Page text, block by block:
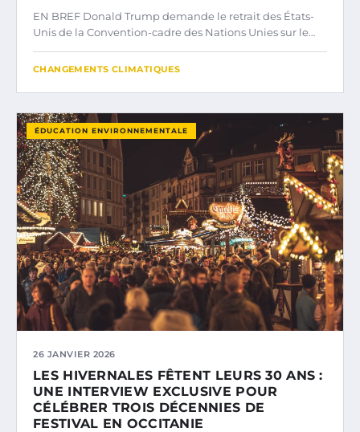
EN BREF Donald Trump demande le retrait des États-
Unis de la Convention-cadre des Nations Unies sur le…
CHANGEMENTS CLIMATIQUES
ÉDUCATION ENVIRONNEMENTALE
26 JANVIER 2026
LES HIVERNALES FÊTENT LEURS 30 ANS :
UNE INTERVIEW EXCLUSIVE POUR
CÉLÉBRER TROIS DÉCENNIES DE
FESTIVAL EN OCCITANIE